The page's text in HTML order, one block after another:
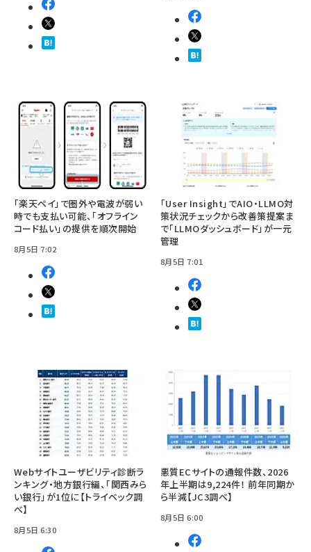
「楽天ペイ」で圏外や電波が弱い
時でも支払い可能、「オフライン
コード払い」の提供を順次開始
8月5日 7:02
「User Insight」でAIO・LLMO対
策状況チェックから改善策提案ま
で「LLMOダッシュボード」が一元
管理
8月5日 7:01
Webサイトユーザビリティ診断ラ
ンキング・地方銀行編、「関西みら
い銀行」が1位に【トライベック調
べ】
8月5日 6:30
悪質ECサイトの通報件数、2026
年上半期は9,224件！ 前年同期か
ら半減【JC3調べ】
8月5日 6:00